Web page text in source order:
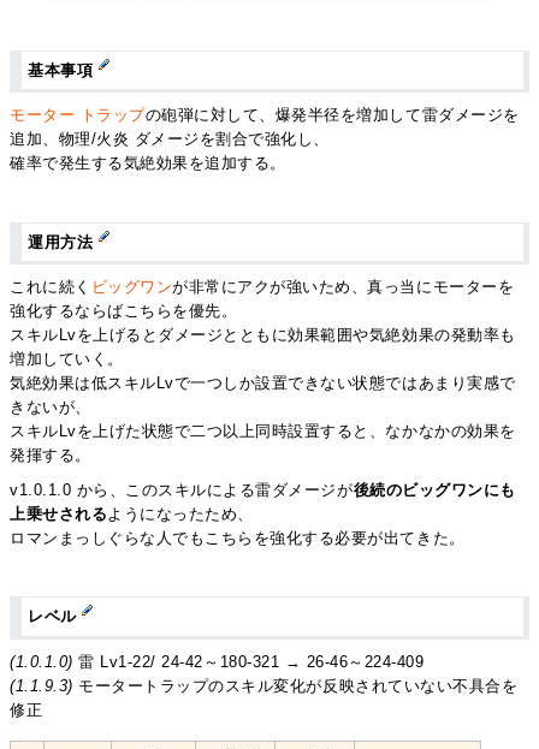
基本事項
モーター トラップの砲弾に対して、爆発半径を増加して雷ダメージを
追加、物理/火炎 ダメージを割合で強化し、
確率で発生する気絶効果を追加する。
運用方法
これに続く ビッグワンが非常にアクが強いため、真っ当にモーターを
強化するならばこちらを優先。
スキルLvを上げるとダメージとともに効果範囲や気絶効果の発動率も
増加していく。
気絶効果は低スキルLvで一つしか設置できない状態ではあまり実感で
きないが、
スキルLvを上げた状態で二つ以上同時設置すると、なかなかの効果を
発揮する。
v1.0.1.0 から、このスキルによる雷ダメージが後続のビッグワンにも
上乗せされるようになったため、
ロマンまっしぐらな人でもこちらを強化する必要が出てきた。
レベル
(1.0.1.0) 雷 Lv1-22/ 24-42～180-321 → 26-46～224-409
(1.1.9.3) モータートラップのスキル変化が反映されていない不具合を
修正